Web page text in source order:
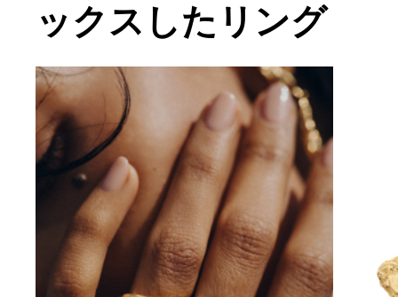
ックスしたリング